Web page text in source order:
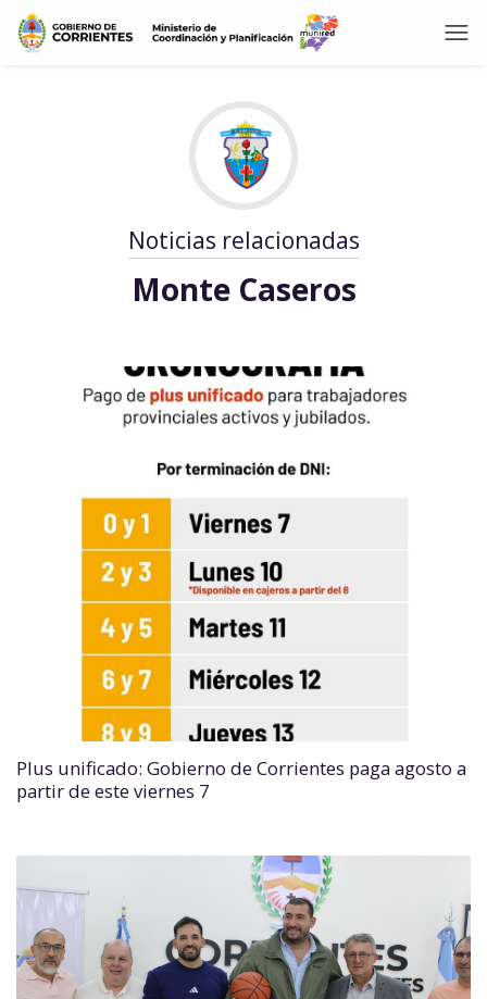
Noticias relacionadas
Monte Caseros
Plus unificado: Gobierno de Corrientes paga agosto a
partir de este viernes 7